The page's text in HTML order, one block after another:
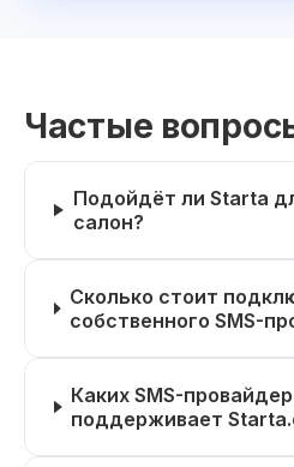
Частые
Подойдёт ли Starta
салон?
Сколько стоит
собственного SMS-
Каких SMS-
поддерживает